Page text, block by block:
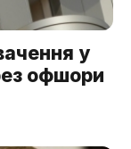
у
офшори